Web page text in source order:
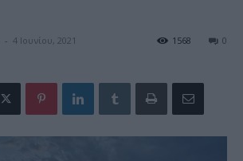
- 4 Ιουνίου, 2021 0
1568